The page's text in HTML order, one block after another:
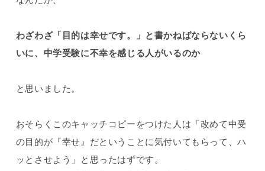
わざわざ「目的は幸せです。」と書かねばならないくら
いに、中学受験に不幸を感じる人がいるのか
と思いました。
おそらくこのキャッチコピーをつけた人は「改めて中受
の目的が『幸せ』だということに気付いてもらって、ハ
ッとさせよう」と思ったはずです。